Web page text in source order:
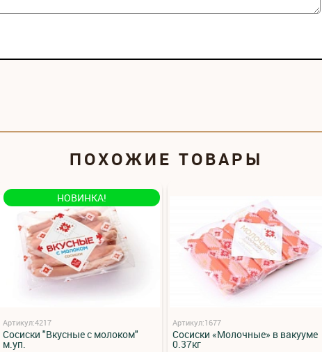
ПОХОЖИЕ ТОВАРЫ
НОВИНКА!
Артикул:4217
Сосиски "Вкусные с молоком"
м.уп.
Артикул:1677
Сосиски «Молочные» в вакууме
0.37кг